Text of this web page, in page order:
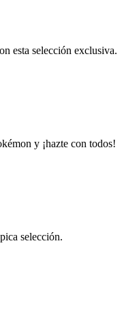
esta selección exclusiva.
y ¡hazte con todos!
selección.